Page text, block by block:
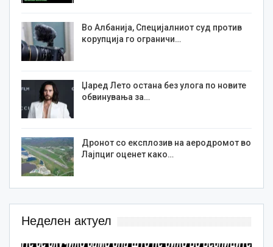
Во Албанија, Специјалниот суд против
корупција го ограничи…
Џаред Лето остана без улога по новите
обвинувања за…
Дронот со експлозив на аеродромот во
Лајпциг оценет како…
Неделен актуел